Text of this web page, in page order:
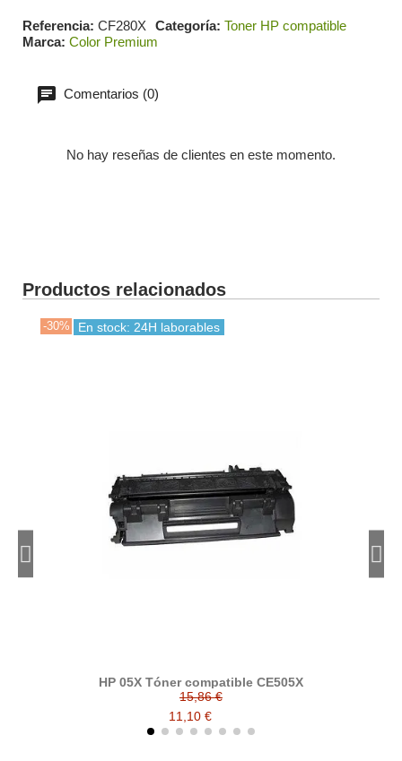
Referencia CF280X Categoría Toner HP compatible
Marca Color Premium
Comentarios (0)
No hay reseñas de clientes en este momento.
Productos relacionados
-30% En stock: 24H laborables
HP 05X Tóner compatible CE505X
15,86 €
11,10 €